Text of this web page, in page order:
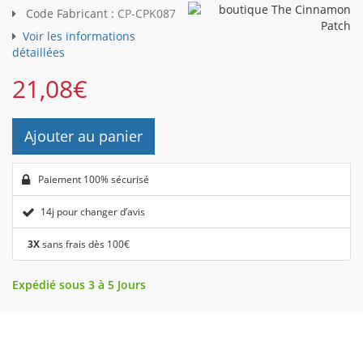
Code Fabricant : CP-CPK087
Voir les informations
détaillées
21,08€
Ajouter au panier
Paiement 100% sécurisé
14j pour changer d’avis
3Xsans frais dès 100€
Expédié sous 3 à 5 Jours